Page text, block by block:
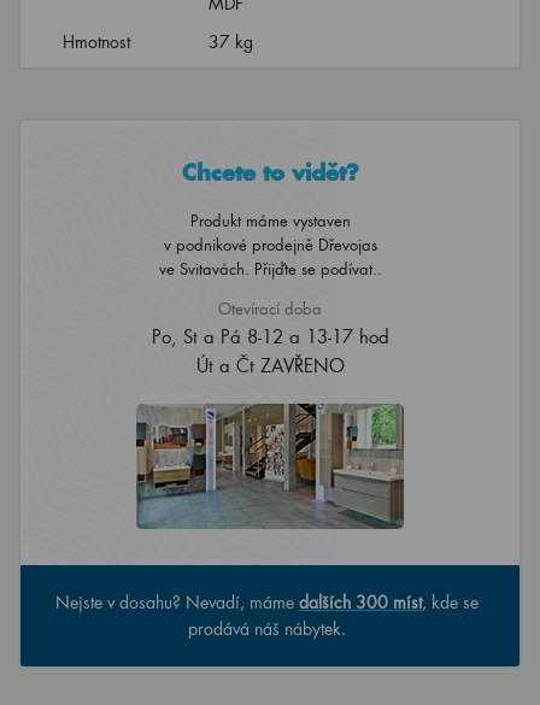
Hmotnost
37 kg
Chcete to vidět?
Produkt máme vystaven
v podnikové prodejně Dřevojas
ve Svitavách. Přijďte se podívat..
Otevírací doba
Po, St a Pá 8-12 a 13-17 hod
Út a Čt ZAVŘENO
Nejste v dosahu? Nevadí, máme dalších 300 míst, kde se
prodává náš nábytek.